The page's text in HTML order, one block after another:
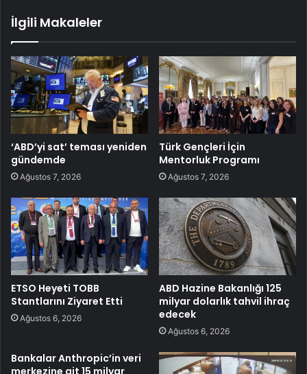
İlgili Makaleler
‘ABD’yi sat’ teması yeniden
gündemde
Ağustos 7, 2026
Türk Gençleri İçin
Mentorluk Programı
Ağustos 7, 2026
ETSO Heyeti TOBB
Stantlarını Ziyaret Etti
Ağustos 6, 2026
ABD Hazine Bakanlığı 125
milyar dolarlık tahvil ihraç
edecek
Ağustos 6, 2026
Bankalar Anthropic’in veri
merkezine ait 15 milyar